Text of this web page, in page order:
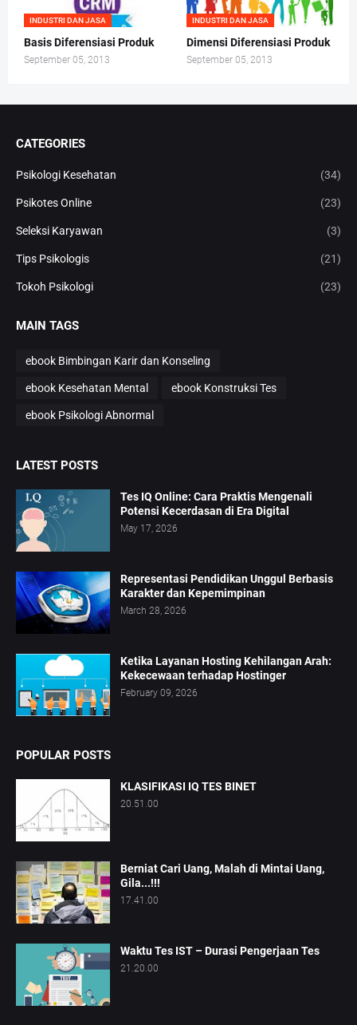
INDUSTRI DAN JASA
Basis Diferensiasi Produk
September 05, 2013
INDUSTRI DAN JASA
Dimensi Diferensiasi Produk
September 05, 2013
CATEGORIES
Psikologi Kesehatan (34)
Psikotes Online (23)
Seleksi Karyawan (3)
Tips Psikologis (21)
Tokoh Psikologi (23)
MAIN TAGS
ebook Bimbingan Karir dan Konseling
ebook Kesehatan Mental ebook Konstruksi Tes
ebook Psikologi Abnormal
LATEST POSTS
Tes IQ Online: Cara Praktis Mengenali
Potensi Kecerdasan di Era Digital
May 17, 2026
Representasi Pendidikan Unggul Berbasis
Karakter dan Kepemimpinan
March 28, 2026
Ketika Layanan Hosting Kehilangan Arah:
Kekecewaan terhadap Hostinger
February 09, 2026
POPULAR POSTS
KLASIFIKASI IQ TES BINET
20.51.00
Berniat Cari Uang, Malah di Mintai Uang,
Gila...!!!
17.41.00
Waktu Tes IST – Durasi Pengerjaan Tes
21.20.00